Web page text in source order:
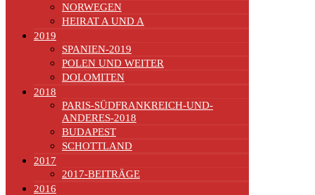
NORWEGEN
HEIRAT A UND A
2019
SPANIEN-2019
POLEN UND WEITER
DOLOMITEN
2018
PARIS-SÜDFRANKREICH-UND-
ANDERES-2018
BUDAPEST
SCHOTTLAND
2017
2017-BEITRÄGE
2016